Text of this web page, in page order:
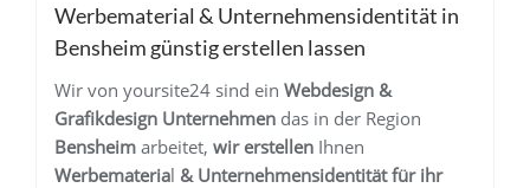
Werbematerial & Unternehmensidentität in
Bensheim günstig erstellen lassen
Wir von yoursite24 sind ein Webdesign &
Grafikdesign Unternehmen das in der Region
Bensheim arbeitet, wir erstellen Ihnen
Werbematerial & Unternehmensidentitätfür ihr